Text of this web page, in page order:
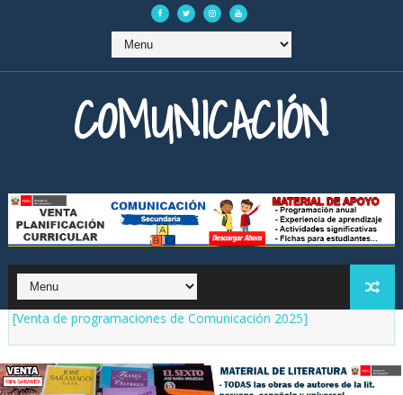
COMUNICACIÓN
[Venta de programaciones de Comunicación 2025]